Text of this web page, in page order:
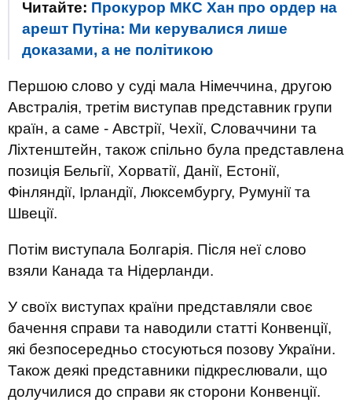
Читайте: Прокурор МКС Хан про ордер на
арешт Путіна: Ми керувалися лише
доказами, а не політикою
Першою слово у суді мала Німеччина, другою
Австралія, третім виступав представник групи
країн, а саме - Австрії, Чехії, Словаччини та
Ліхтенштейн, також спільно була представлена
позиція Бельгії, Хорватії, Данії, Естонії,
Фінляндії, Ірландії, Люксембургу, Румунії та
Швеції.
Потім виступала Болгарія. Після неї слово
взяли Канада та Нідерланди.
У своїх виступах країни представляли своє
бачення справи та наводили статті Конвенції,
які безпосередньо стосуються позову України.
Також деякі представники підкреслювали, що
долучилися до справи як сторони Конвенції.